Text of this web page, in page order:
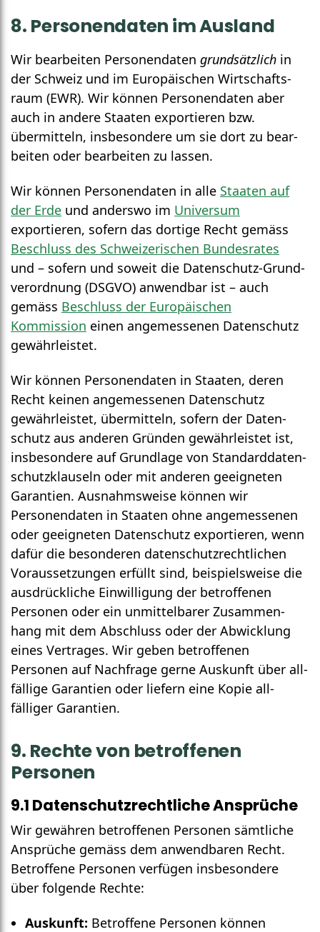
8. Personen­daten im Ausland
Wir bearbeiten Personen­daten grundsätzlich in
der Schweiz und im Euro­päischen Wirtschafts­
raum (EWR). Wir können Personen­daten aber
auch in andere Staaten exportieren bzw.
übermitteln, insbesondere um sie dort zu bear­
beiten oder bear­beiten zu lassen.
Wir können Personen­daten in alle Staaten auf
der Erde und anderswo im Universum
exportieren, sofern das dortige Recht gemäss
Beschluss des Schwei­zerischen Bundesrates
und – sofern und soweit die Daten­schutz-Grund­
verordnung (DSGVO) anwendbar ist – auch
gemäss Beschluss der Euro­päischen
Kommission einen angemessenen Daten­schutz
gewährleistet.
Wir können Personen­daten in Staaten, deren
Recht keinen angemessenen Daten­schutz
gewähr­leistet, über­mitteln, sofern der Daten­
schutz aus anderen Gründen gewährleistet ist,
insbesondere auf Grund­lage von Standard­daten­
schutzklauseln oder mit anderen geeigneten
Garantien. Ausnahms­weise können wir
Personen­daten in Staaten ohne angemessenen
oder geeigneten Daten­schutz exportieren, wenn
dafür die besonderen daten­schutz­rechtlichen
Voraus­setzungen erfüllt sind, beispiels­weise die
aus­drückliche Ein­willigung der betroffenen
Personen oder ein unmittelbarer Zusammen­
hang mit dem Abschluss oder der Abwicklung
eines Vertrages. Wir geben betroffenen
Personen auf Nachfrage gerne Aus­kunft über all­
fällige Garantien oder liefern eine Kopie all­
fälliger Garantien.
9. Rechte von betroffenen
Personen
9.1 Daten­schutz­rechtliche Ansprüche
Wir gewähren betroffenen Personen sämt­liche
Ansprüche gemäss dem anwendbaren Recht.
Betroffene Personen verfügen insbesondere
über folgende Rechte:
Auskunft: Betroffene Personen können